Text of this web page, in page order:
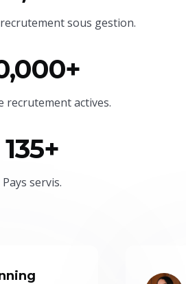
sous gestion.
recrutement actives.
135+
Pays servis.